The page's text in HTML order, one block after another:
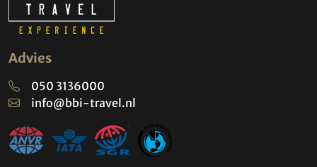
Advies
050 3136000
info@bbi-travel.nl